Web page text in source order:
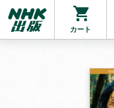
カート